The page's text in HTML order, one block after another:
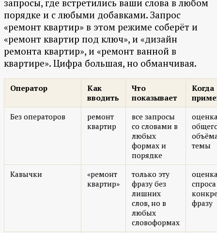
запросы, где встретились ваши слова в любом
порядке и с любыми добавками. Запрос
«ремонт квартир» в этом режиме соберёт и
«ремонт квартир под ключ», и «дизайн
ремонта квартир», и «ремонт ванной в
квартире». Цифра большая, но обманчивая.
Оператор
Как
вводить
Что
показывает
Когда
Без операторов
ремонт
квартир
все запросы
со словами в
любых
формах и
порядке
темы
Кавычки
«ремонт
квартир»
только эту
фразу без
лишних
слов, но в
любых
словоформах
фразу